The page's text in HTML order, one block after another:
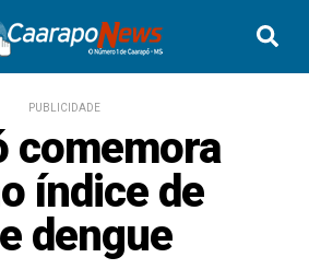
PUBLICIDADE
comemora
índice de
dengue